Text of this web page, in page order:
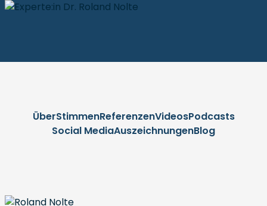
ÜberStimmenReferenzenVideosPodcasts
Social MediaAuszeichnungenBlog